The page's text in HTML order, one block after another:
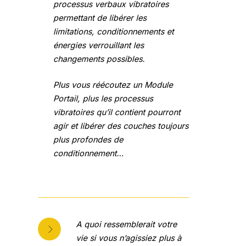
processus verbaux vibratoires
permettant de libérer les
limitations, conditionnements et
énergies verrouillant les
changements possibles.
Plus vous réécoutez un Module
Portail, plus les processus
vibratoires qu’il contient pourront
agir et libérer des couches toujours
plus profondes de
conditionnement…
A quoi ressemblerait votre
vie si vous n’agissiez plus à